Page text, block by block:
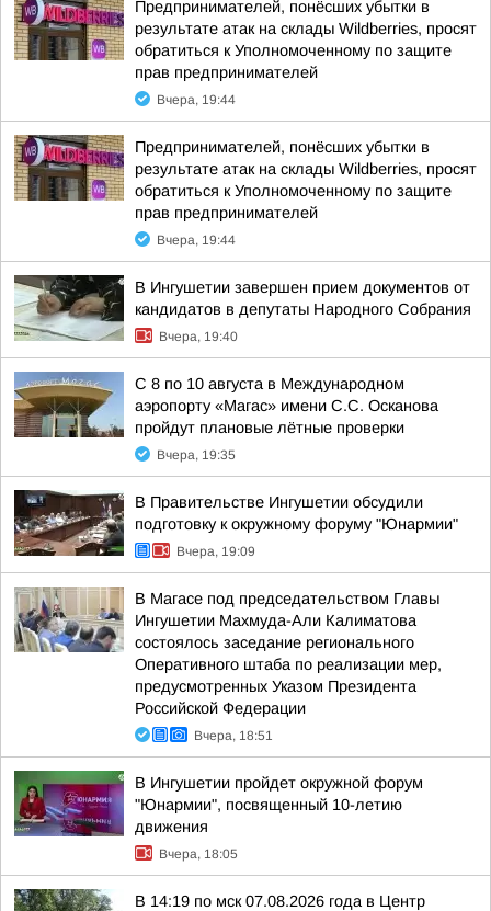
Предпринимателей, понёсших убытки в
результате атак на склады Wildberries, просят
обратиться к Уполномоченному по защите
прав предпринимателей
Вчера, 19:44
Предпринимателей, понёсших убытки в
результате атак на склады Wildberries, просят
обратиться к Уполномоченному по защите
прав предпринимателей
Вчера, 19:44
В Ингушетии завершен прием документов от
кандидатов в депутаты Народного Собрания
Вчера, 19:40
С 8 по 10 августа в Международном
аэропорту «Магас» имени С.С. Осканова
пройдут плановые лётные проверки
Вчера, 19:35
В Правительстве Ингушетии обсудили
подготовку к окружному форуму "Юнармии"
Вчера, 19:09
В Магасе под председательством Главы
Ингушетии Махмуда-Али Калиматова
состоялось заседание регионального
Оперативного штаба по реализации мер,
предусмотренных Указом Президента
Российской Федерации
Вчера, 18:51
В Ингушетии пройдет окружной форум
"Юнармии", посвященный 10-летию
движения
Вчера, 18:05
В 14:19 по мск 07.08.2026 года в Центр